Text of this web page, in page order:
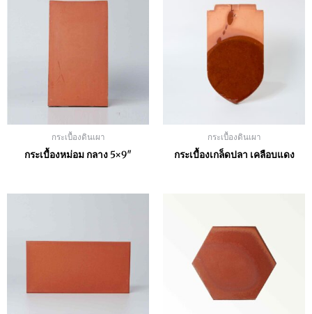
กระเบื้องดินเผา
กระเบื้องหม่อม กลาง 5×9″
กระเบื้องดินเผา
กระเบื้องเกล็ดปลา เคลือบแดง